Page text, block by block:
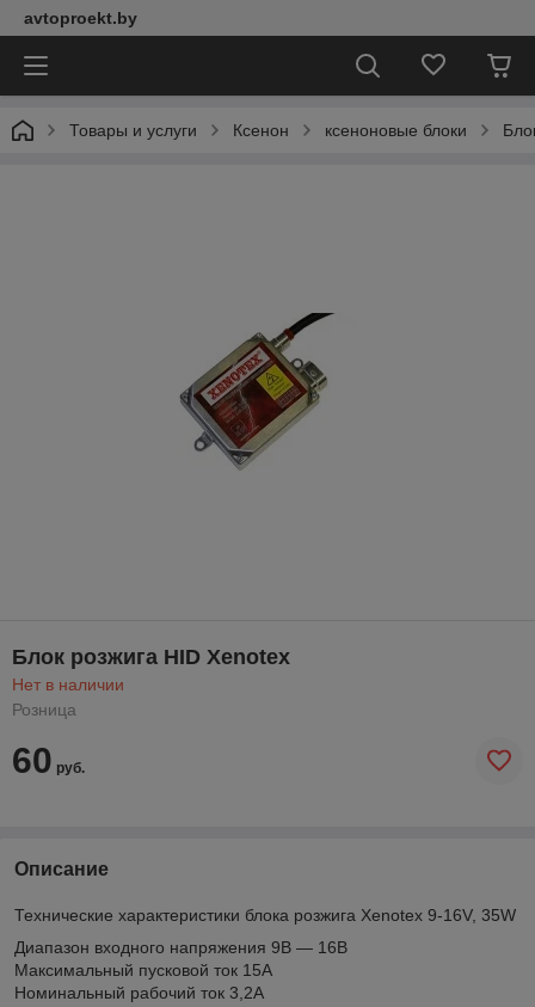
avtoproekt.by
Товары и услуги Ксенон ксеноновые блоки
Блок розжига HID Xenotex
Нет в наличии
Розница
60 руб.
Описание
Технические характеристики блока розжига Xenotex 9-16V, 35W
Диапазон входного напряжения 9В — 16В
Максимальный пусковой ток 15А
Номинальный рабочий ток 3,2А